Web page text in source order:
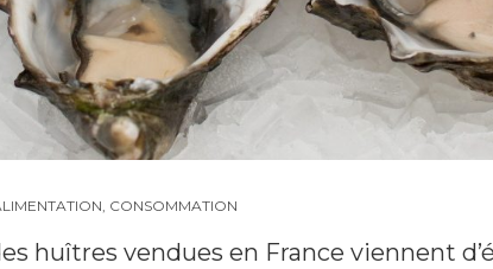
, CONSOMMATION
huîtres vendues en France viennent